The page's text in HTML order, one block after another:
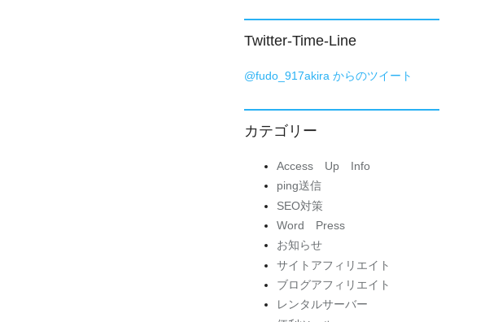
Twitter-Time-Line
@fudo_917akira からのツイート
カテゴリー
Access Up Info
ping送信
SEO対策
Word Press
お知らせ
サイトアフィリエイト
ブログアフィリエイト
レンタルサーバー